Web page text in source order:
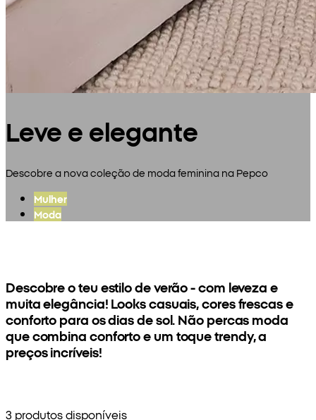
Leve e elegante
Descobre a nova coleção de moda feminina na Pepco
Mulher
Moda
Descobre o teu estilo de verão - com leveza e
muita elegância! Looks casuais, cores frescas e
conforto para os dias de sol. Não percas moda
que combina conforto e um toque trendy, a
preços incríveis!
3 produtos disponíveis